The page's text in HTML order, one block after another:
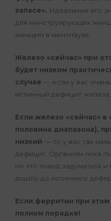
запасе». Идеальные его
для менструирующих
женщин в менопаузе.
Железо «сейчас» при
будет низким
случае — если у вас
истинный дефицит железа.
Если железо «сейчас» в
половина диапазона),
низкий — то у вас так
дефицит. Организм пока
но это повод задуматься
дошло до истинного
Если ферритин при
полном порядке!